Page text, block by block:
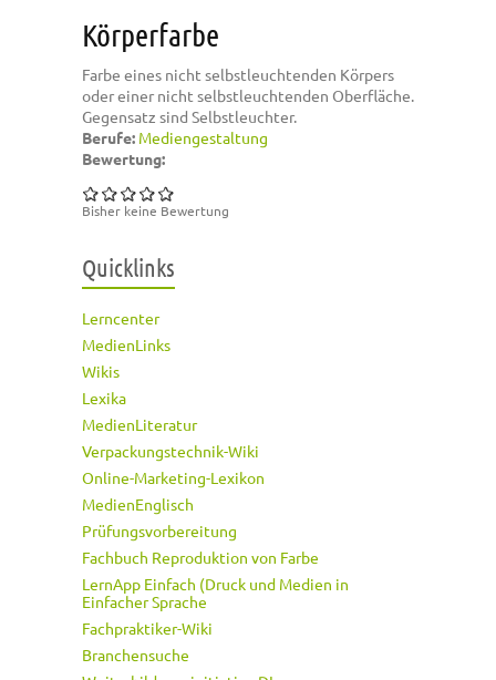
Körperfarbe
Farbe eines nicht selbstleuchtenden Körpers
oder einer nicht selbstleuchtenden Oberfläche.
Gegensatz sind Selbstleuchter.
Berufe: Mediengestaltung
Bewertung:
Bisher keine Bewertung
Quicklinks
Lerncenter
MedienLinks
Wikis
Lexika
MedienLiteratur
Verpackungstechnik-Wiki
Online-Marketing-Lexikon
MedienEnglisch
Prüfungsvorbereitung
Fachbuch Reproduktion von Farbe
LernApp Einfach (Druck und Medien in
Einfacher Sprache
Fachpraktiker-Wiki
Branchensuche